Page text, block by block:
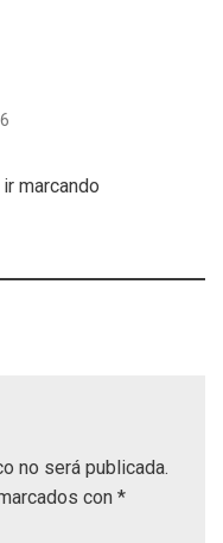
marcando
no será publicada.
con *